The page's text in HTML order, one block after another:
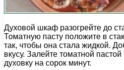
Духовой шкаф разогрейте до
Томатную пасту положите в
так, чтобы она стала жидкой.
вкусу. Залейте томатной пастой
духовку на сорок минут.